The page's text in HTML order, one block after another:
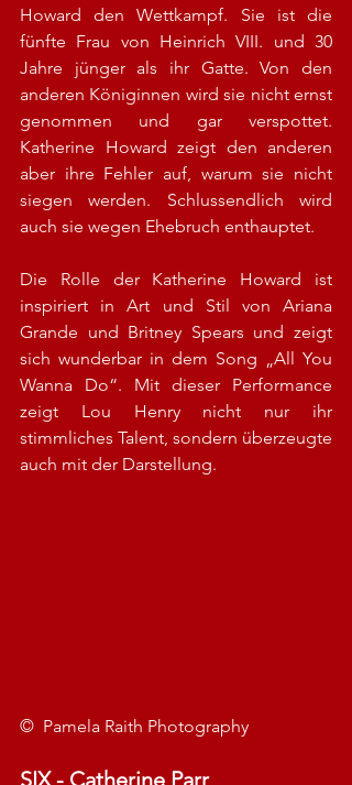
Howard den Wettkampf. Sie ist die
fünfte Frau von Heinrich VIII. und 30
Jahre jünger als ihr Gatte. Von den
anderen Königinnen wird sie nicht ernst
genommen und gar verspottet.
Katherine Howard zeigt den anderen
aber ihre Fehler auf, warum sie nicht
siegen werden. Schlussendlich wird
auch sie wegen Ehebruch enthauptet.
Die Rolle der Katherine Howard ist
inspiriert in Art und Stil von Ariana
Grande und Britney Spears und zeigt
sich wunderbar in dem Song „All You
Wanna Do“. Mit dieser Performance
zeigt Lou Henry nicht nur ihr
stimmliches Talent, sondern überzeugte
auch mit der Darstellung.
©  Pamela Raith Photography
SIX - Catherine Parr